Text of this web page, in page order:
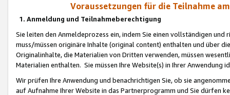
Voraussetzungen für die Teilnahme
1. Anmeldung und Teilnahmeberechtigung
Sie leiten den Anmeldeprozess ein, indem Sie einen vollständigen
muss/müssen originäre Inhalte (original content) enthalten und über
Originalinhalte, die Materialien von Dritten verwenden, müssen
Materialien enthalten. Sie müssen Ihre Website(s) in Ihrer Anwendung
Wir prüfen Ihre Anwendung und benachrichtigen Sie, ob sie
auf Aufnahme Ihrer Website in das Partnerprogramm und Sie dürfen